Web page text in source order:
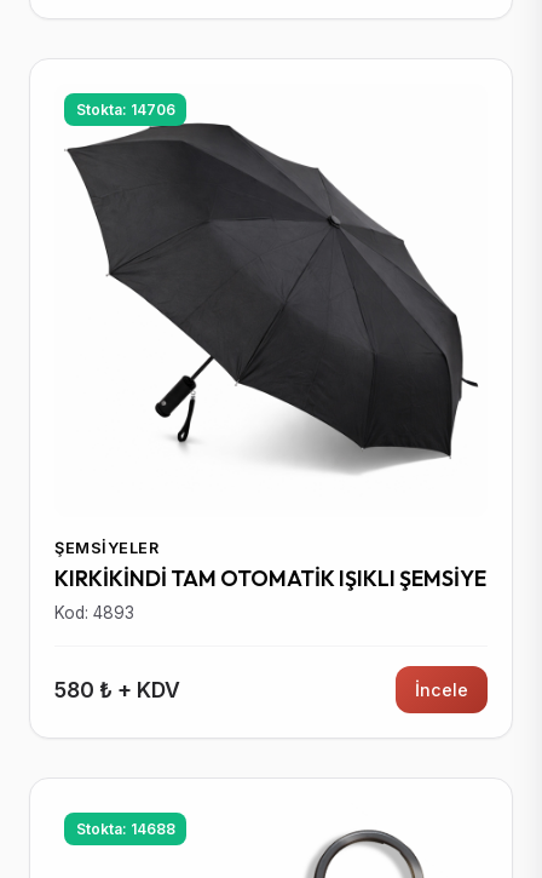
Stokta: 14706
ŞEMSIYELER
KIRKİKİNDİ TAM OTOMATİK IŞIKLI ŞEMSİYE
Kod: 4893
580 ₺ + KDV İncele
Stokta: 14688